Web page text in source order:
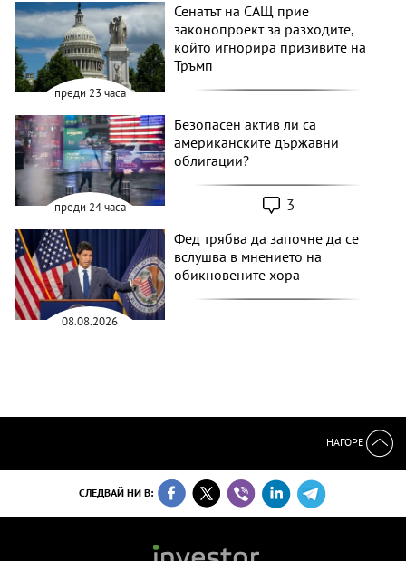
преди 23 часа
Сенатът на САЩ прие
законопроект за разходите,
който игнорира призивите на
Тръмп
преди 24 часа
Безопасен актив ли са
американските държавни
облигации?
3
08.08.2026
Фед трябва да започне да се
вслушва в мнението на
обикновените хора
НАГОРЕ
СЛЕДВАЙ НИ В: